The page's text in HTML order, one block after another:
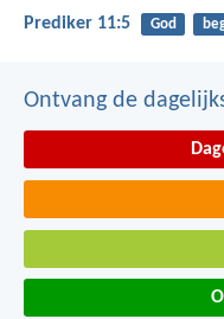
Prediker 11:5 God
Ontvang de